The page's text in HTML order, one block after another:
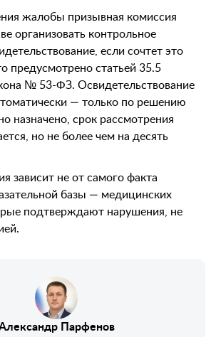
жалобы призывная комиссия
организовать контрольное
если сочтет это
предусмотрено статьей 35.5
№ 53-ФЗ. Освидетельствование
— только по решению
назначено, срок рассмотрения
но не более чем на десять
зависит не от самого факта
базы — медицинских
подтверждают нарушения, не
Парфенов